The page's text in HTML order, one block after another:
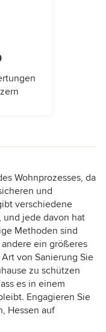
Wohnprozesses, da
und
verschiedene
und jede davon hat
Methoden sind
ein größeres
von Sanierung Sie
zu schützen
es in einem
Engagieren Sie
Hessen auf